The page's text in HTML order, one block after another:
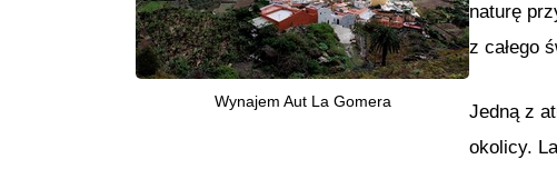
Wynajem Aut La Gomera
naturę
z całego
Jedną z
okolicy.